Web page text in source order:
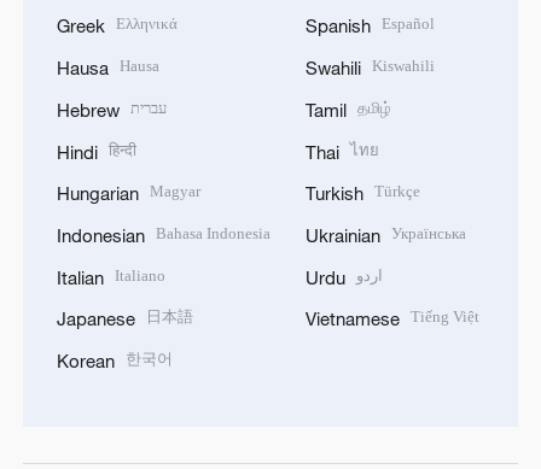
Greek Ελληνικά
Hausa Hausa
Hebrew עברית
Hindi हिन्दी
Hungarian Magyar
Indonesian Bahasa Indonesia
Italian Italiano
Japanese 日本語
Korean 한국어
Spanish Español
Swahili Kiswahili
Tamil தமிழ்
Thai ไทย
Turkish Türkçe
Ukrainian Українська
Urdu اردو
Vietnamese Tiếng Việt